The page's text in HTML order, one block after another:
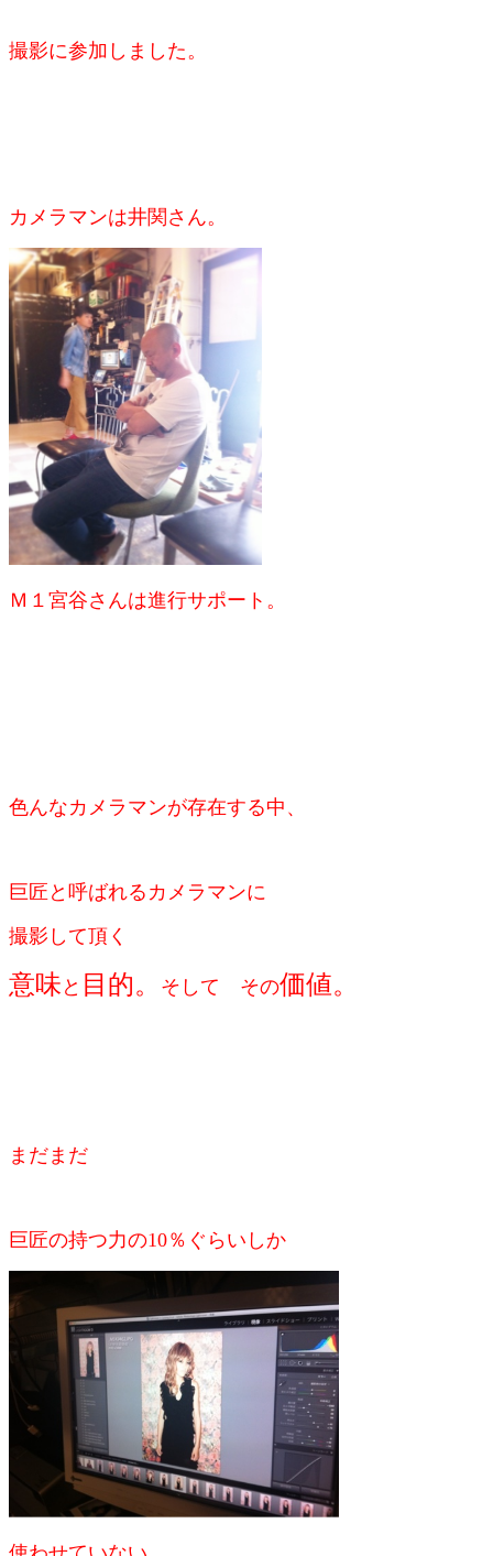
撮影に参加しました。
カメラマンは井関さん。
Ｍ１宮谷さんは進行サポート。
色んなカメラマンが存在する中、
巨匠と呼ばれる カメラマンに
撮影して頂く
意味 と 目的。 そして その価値。
まだまだ
巨匠の持つ力の10％ぐらいしか